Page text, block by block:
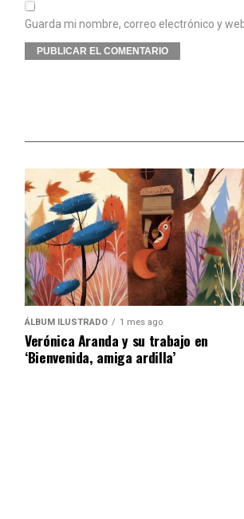
Guarda mi nombre, correo electrónico y
ÁLBUM ILUSTRADO 1 mes ago
Verónica Aranda y su trabajo en
‘Bienvenida, amiga ardilla’